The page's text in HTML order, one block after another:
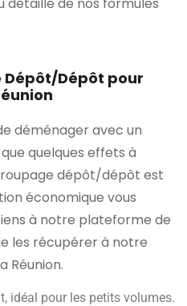
détaillé de nos formules
Dépôt/Dépôt pour
déménager avec un
quelques effets à
dépôt/dépôt est
économique vous
à notre plateforme de
les récupérer à notre
Réunion.
idéal pour les petits volumes.